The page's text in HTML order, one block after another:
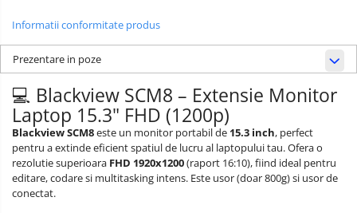
Informatii conformitate produs
Prezentare in poze
💻 Blackview SCM8 – Extensie Monitor
Laptop 15.3" FHD (1200p)
Blackview SCM8este un monitor portabil de 15.3 inch, perfect
pentru a extinde eficient spatiul de lucru al laptopului tau. Ofera o
rezolutie superioara FHD 1920x1200(raport 16:10), fiind ideal pentru
editare, codare si multitasking intens. Este usor (doar 800g) si usor de
conectat.